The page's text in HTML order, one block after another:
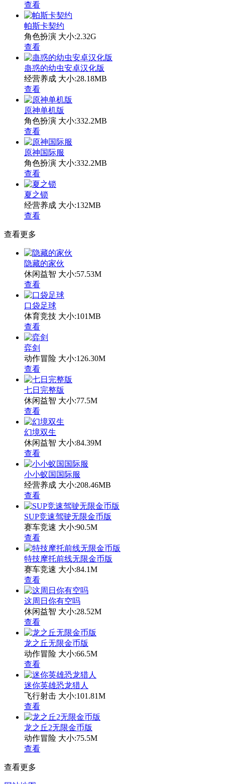
查看
帕斯卡契约
角色扮演 大小:2.32G
查看
蛊惑的幼虫安卓汉化版
经营养成 大小:28.18MB
查看
原神单机版
角色扮演 大小:332.2MB
查看
原神国际服
角色扮演 大小:332.2MB
查看
夏之锁
经营养成 大小:132MB
查看
查看更多
隐藏的家伙
休闲益智 大小:57.53M
查看
口袋足球
体育竞技 大小:101MB
查看
弈剑
动作冒险 大小:126.30M
查看
七日完整版
休闲益智 大小:77.5M
查看
幻境双生
休闲益智 大小:84.39M
查看
小小蚁国国际服
经营养成 大小:208.46MB
查看
SUP竞速驾驶无限金币版
赛车竞速 大小:90.5M
查看
特技摩托前线无限金币版
赛车竞速 大小:84.1M
查看
这周日你有空吗
休闲益智 大小:28.52M
查看
龙之丘无限金币版
动作冒险 大小:66.5M
查看
迷你英雄恐龙猎人
飞行射击 大小:101.81M
查看
龙之丘2无限金币版
动作冒险 大小:75.5M
查看
查看更多